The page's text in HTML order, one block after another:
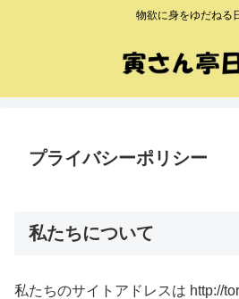
物欲に身をゆだねる
プライバシーポリシー
私たちについて
私たちのサイトアドレスは http://